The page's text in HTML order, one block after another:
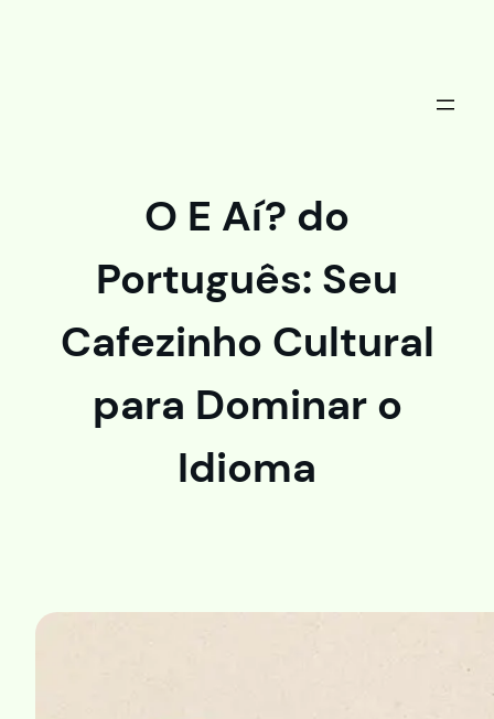
O E Aí? do
Português: Seu
Cafezinho Cultural
para Dominar o
Idioma